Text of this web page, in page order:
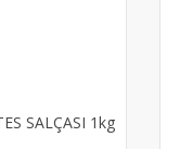
SALÇASI 1kg